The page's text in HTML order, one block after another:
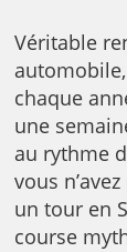
Véritable
chaque
une
au rythme
vous
un tour en
course